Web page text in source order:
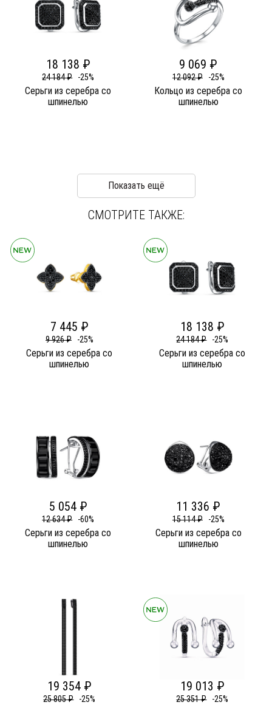
18 138 ₽
24 184 ₽ -25%
Серьги из серебра со
шпинелью
9 069 ₽
12 092 ₽ -25%
Кольцо из серебра со
шпинелью
Показать ещё
СМОТРИТЕ ТАКЖЕ:
7 445 ₽
9 926 ₽ -25%
Серьги из серебра со
шпинелью
18 138 ₽
24 184 ₽ -25%
Серьги из серебра со
шпинелью
5 054 ₽
12 634 ₽ -60%
Серьги из серебра со
шпинелью
11 336 ₽
15 114 ₽ -25%
Серьги из серебра со
шпинелью
19 354 ₽
25 805 ₽ -25%
19 013 ₽
25 351 ₽ -25%